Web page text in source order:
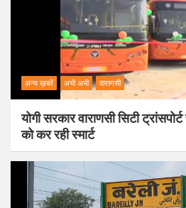
अन्य ख़बरें अभी अभी वाराणसी
योगी सरकार वाराणसी सिटी
को कर रही स्मार्ट